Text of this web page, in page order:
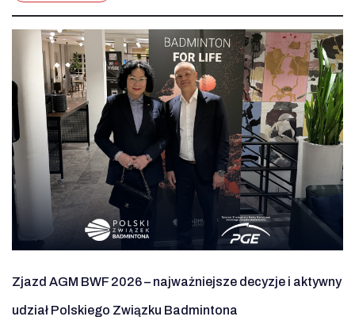
Zjazd AGM BWF 2026 – najważniejsze decyzje i aktywny
udział Polskiego Związku Badmintona